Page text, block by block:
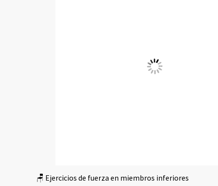
🪑 Ejercicios de fuerza en miembros inferiores